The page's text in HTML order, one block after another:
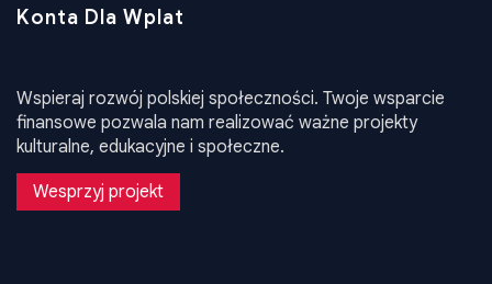
Wesprzyj projekt
Design WEB24•Stat
Polityka Prywatności